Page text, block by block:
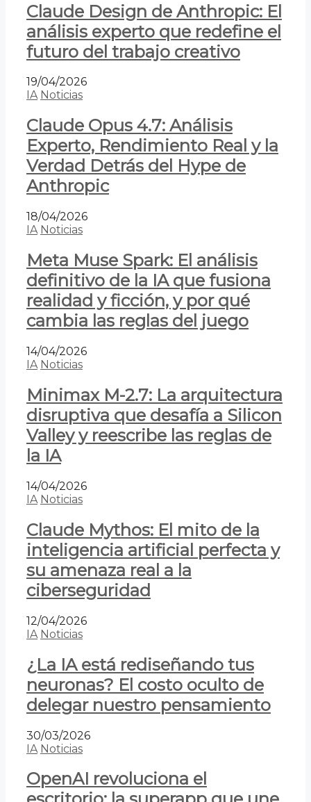
Claude Design de Anthropic: El
análisis experto que redefine el
futuro del trabajo creativo
19/04/2026
IA Noticias
Claude Opus 4.7: Análisis
Experto, Rendimiento Real y la
Verdad Detrás del Hype de
Anthropic
18/04/2026
IA Noticias
Meta Muse Spark: El análisis
definitivo de la IA que fusiona
realidad y ficción, y por qué
cambia las reglas del juego
14/04/2026
IA Noticias
Minimax M-2.7: La arquitectura
disruptiva que desafía a Silicon
Valley y reescribe las reglas de
la IA
14/04/2026
IA Noticias
Claude Mythos: El mito de la
inteligencia artificial perfecta y
su amenaza real a la
ciberseguridad
12/04/2026
IA Noticias
¿La IA está rediseñando tus
neuronas? El costo oculto de
delegar nuestro pensamiento
30/03/2026
IA Noticias
OpenAI revoluciona el